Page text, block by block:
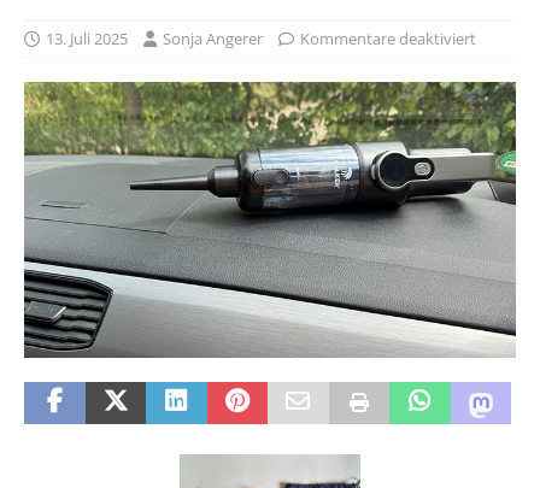
13. Juli 2025 Sonja Angerer Kommentare deaktiviert